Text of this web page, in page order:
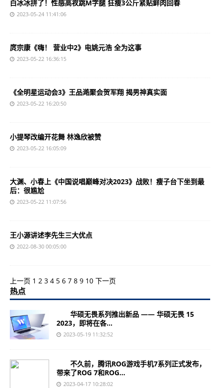
白冰冰拼了！性感高衩跳M字腿 狂瘦3公斤紧贴鲜肉回春
2023-05-24 11:41:06
庹宗康《嗨！ 营业中2》电姚元浩 全为这事
2023-05-22 16:36:15
《全明星运动会3》王品澔聚会贺军翔 揭男神真实面
2023-05-22 16:20:50
小提琴改编开花舞 林逸欣被赞
2023-05-22 16:05:09
大渊、小春上《中国说唱巅峰对决2023》战败！瘦子台下坐到最
后：很尴尬
2023-05-22 11:07:56
王小源讲述李先生三大优点
2022-08-30 00:05:00
上一页 1 2 3 4 5 6 7 8 9 10 下一页
热点
华硕无畏系列推出新品 —— 华硕无畏 15
2023，即将在各...
2023-05-19 11:32:52
不久前，腾讯ROG游戏手机7系列正式发布，
带来了ROG 7和ROG...
2023-04-17 10:28:02